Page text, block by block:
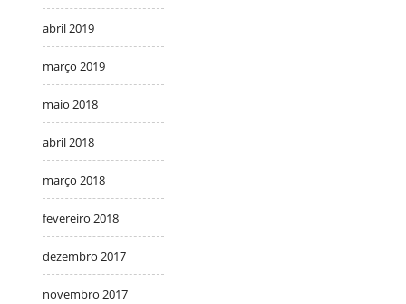
abril 2019
março 2019
maio 2018
abril 2018
março 2018
fevereiro 2018
dezembro 2017
novembro 2017